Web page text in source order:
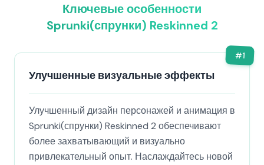
Ключевые особенности
Sprunki(спрунки) Reskinned 2
#1
Улучшенные визуальные эффекты
Улучшенный дизайн персонажей и анимация в
Sprunki(спрунки) Reskinned 2 обеспечивают
более захватывающий и визуально
привлекательный опыт. Наслаждайтесь новой